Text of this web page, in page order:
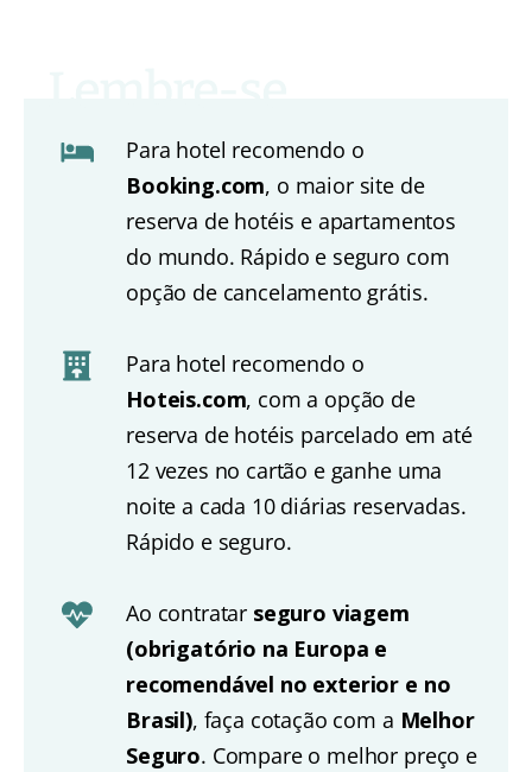
Para hotel recomendo o
Booking.com, o maior site de
reserva de hotéis e apartamentos
do mundo. Rápido e seguro com
opção de cancelamento grátis.
Para hotel recomendo o
Hoteis.com, com a opção de
reserva de hotéis parcelado em até
12 vezes no cartão e ganhe uma
noite a cada 10 diárias reservadas.
Rápido e seguro.
Ao contratar seguro viagem
(obrigatório na Europa e
recomendável no exterior e no
Brasil), faça cotação com a Melhor
Seguro. Compare o melhor preço e